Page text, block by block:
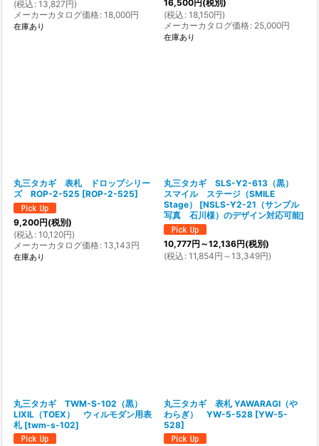
(税込 : 13,827円)
メーカーカタログ価格: 18,000円
在庫あり
16,500円(税別)
(税込 : 18,150円)
メーカーカタログ価格: 25,000円
在庫あり
丸三タカギ 表札 ドロップシリー
ズ ROP-2-525 [ROP-2-525]
9,200円(税別)
(税込 : 10,120円)
メーカーカタログ価格: 13,143円
在庫あり
丸三タカギ SLS-Y2-613（黒）
スマイル ステージ（SMILE
Stage）
[NSLS-Y2-21（サンプル
写真 石川様）のデザイン対応可能]
10,777円 ～12,136円(税別)
(税込 : 11,854円 ～13,349円)
丸三タカギ TWM-S-102（黒）
LIXIL（TOEX） ウィルモダン用表
札 [twm-s-102]
丸三タカギ 表札 YAWARAGI（や
わらぎ） YW-5-528 [YW-5-
528]